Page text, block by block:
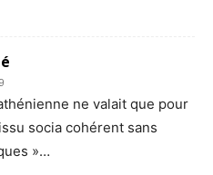
ne valait que pour
socia cohérent sans
»…